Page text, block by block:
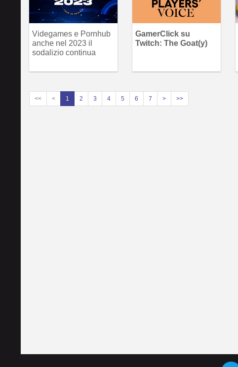
Videgames e Pornhub
anche nel 2023 il
sodalizio continua
GamerClick su
Twitch: The Goat(y)
<< < 1 2 3 4 5 6 7 > >>